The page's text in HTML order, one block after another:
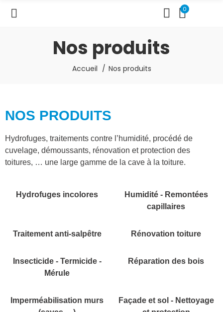
0
Nos produits
Accueil Nos produits
NOS PRODUITS
Hydrofuges, traitements contre l’humidité, procédé de
cuvelage, démoussants, rénovation et protection des
toitures, … une large gamme de la cave à la toiture.
Hydrofuges incolores
Humidité - Remontées
capillaires
Traitement anti-salpêtre Rénovation toiture
Insecticide - Termicide -
Mérule
Réparation des bois
Imperméabilisation murs
Façade et sol - Nettoyage